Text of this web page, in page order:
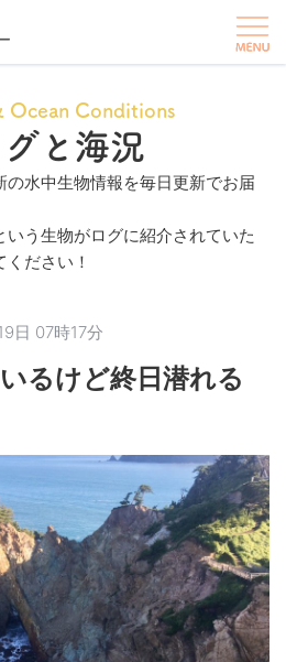
Ocean Conditions
と海況
水中生物情報を毎日更新でお届
いう生物がログに紹介されていた
ださい！
日 07時17分
るけど終日潜れる